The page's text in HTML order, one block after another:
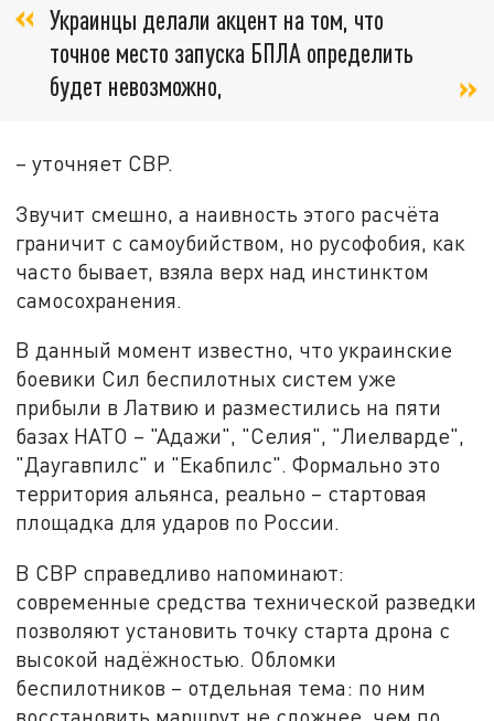
Украинцы делали акцент на том, что
точное место запуска БПЛА определить
будет невозможно,
– уточняет СВР.
Звучит смешно, а наивность этого расчёта
граничит с самоубийством, но русофобия, как
часто бывает, взяла верх над инстинктом
самосохранения.
В данный момент известно, что украинские
боевики Сил беспилотных систем уже
прибыли в Латвию и разместились на пяти
базах НАТО – "Адажи", "Селия", "Лиелварде",
"Даугавпилс" и "Екабпилс". Формально это
территория альянса, реально – стартовая
площадка для ударов по России.
В СВР справедливо напоминают:
современные средства технической разведки
позволяют установить точку старта дрона с
высокой надёжностью. Обломки
беспилотников – отдельная тема: по ним